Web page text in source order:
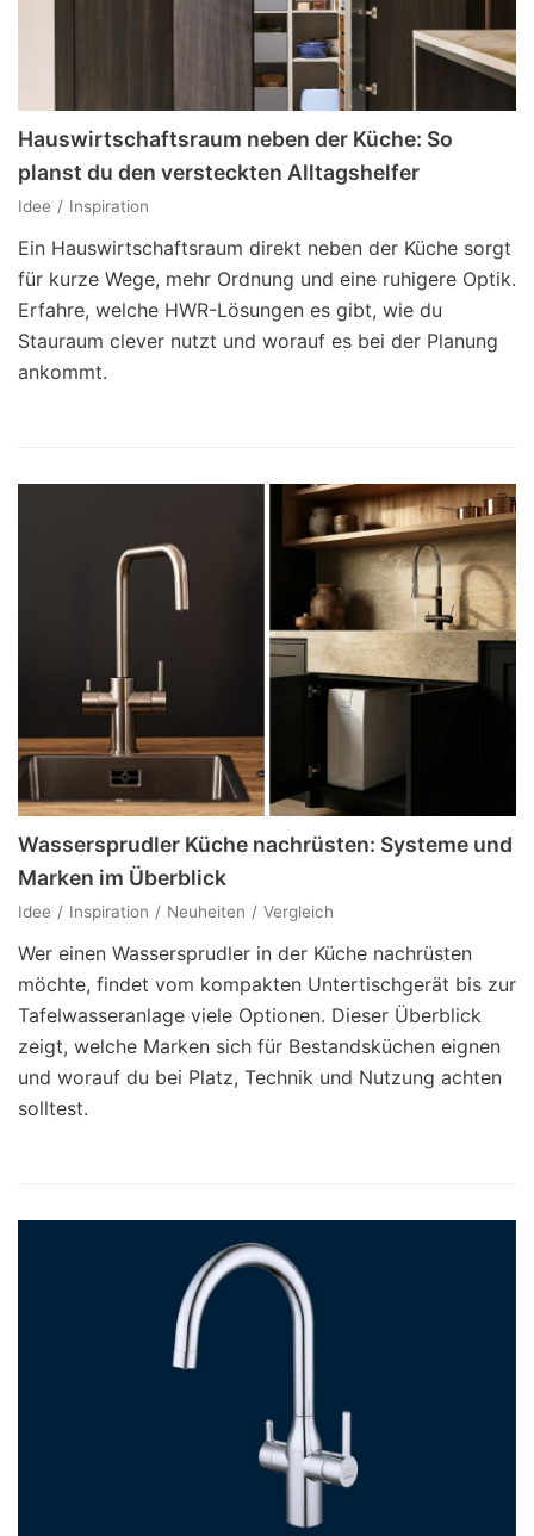
Hauswirtschaftsraum neben der Küche: So
planst du den versteckten Alltagshelfer
Idee Inspiration
Ein Hauswirtschaftsraum direkt neben der Küche sorgt
für kurze Wege, mehr Ordnung und eine ruhigere Optik.
Erfahre, welche HWR-Lösungen es gibt, wie du
Stauraum clever nutzt und worauf es bei der Planung
ankommt.
Wassersprudler Küche nachrüsten: Systeme und
Marken im Überblick
Idee Inspiration Neuheiten Vergleich
Wer einen Wassersprudler in der Küche nachrüsten
möchte, findet vom kompakten Untertischgerät bis zur
Tafelwasseranlage viele Optionen. Dieser Überblick
zeigt, welche Marken sich für Bestandsküchen eignen
und worauf du bei Platz, Technik und Nutzung achten
solltest.